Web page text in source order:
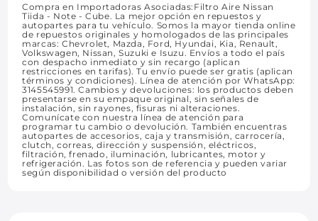
Compra en Importadoras Asociadas:Filtro Aire Nissan
Tiida - Note - Cube. La mejor opción en repuestos y
autopartes para tu vehículo. Somos la mayor tienda online
de repuestos originales y homologados de las principales
marcas: Chevrolet, Mazda, Ford, Hyundai, Kia, Renault,
Volkswagen, Nissan, Suzuki e Isuzu. Envíos a todo el país
con despacho inmediato y sin recargo (aplican
restricciones en tarifas). Tu envío puede ser gratis (aplican
términos y condiciones). Línea de atención por WhatsApp:
3145545991. Cambios y devoluciones: los productos deben
presentarse en su empaque original, sin señales de
instalación, sin rayones, fisuras ni alteraciones.
Comunícate con nuestra línea de atención para
programar tu cambio o devolución. También encuentras
autopartes de accesorios, caja y transmisión, carrocería,
clutch, correas, dirección y suspensión, eléctricos,
filtración, frenado, iluminación, lubricantes, motor y
refrigeración. Las fotos son de referencia y pueden variar
según disponibilidad o versión del producto